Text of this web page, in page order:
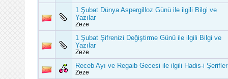
1 Şubat Dünya Aspergilloz Günü ile ilgili Bilgi ve
Yazılar
Zeze
1 Şubat Şifrenizi Değiştirme Günü ile ilgili Bilgi ve
Yazılar
Zeze
Receb Ayı ve Regaib Gecesi ile ilgili Hadis-i Şerifler
Zeze